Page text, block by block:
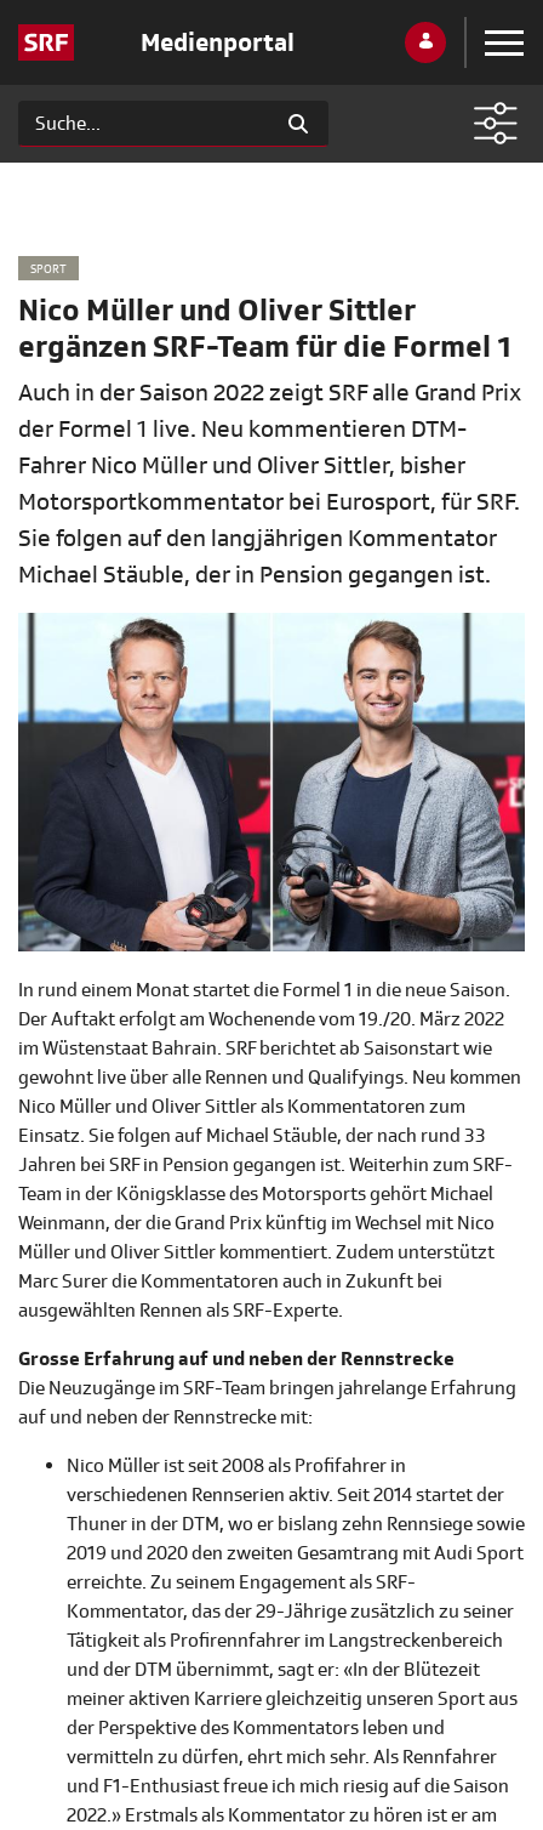
Medienportal
SPORT
Nico Müller und Oliver Sittler
ergänzen SRF-Team für die Formel 1
Auch in der Saison 2022 zeigt SRF alle Grand Prix
der Formel 1 live. Neu kommentieren DTM-
Fahrer Nico Müller und Oliver Sittler, bisher
Motorsportkommentator bei Eurosport, für SRF.
Sie folgen auf den langjährigen Kommentator
Michael Stäuble, der in Pension gegangen ist.
In rund einem Monat startet die Formel 1 in die neue Saison.
Der Auftakt erfolgt am Wochenende vom 19./20. März 2022
im Wüstenstaat Bahrain. SRF berichtet ab Saisonstart wie
gewohnt live über alle Rennen und Qualifyings. Neu kommen
Nico Müller und Oliver Sittler als Kommentatoren zum
Einsatz. Sie folgen auf Michael Stäuble, der nach rund 33
Jahren bei SRF in Pension gegangen ist. Weiterhin zum SRF-
Team in der Königsklasse des Motorsports gehört Michael
Weinmann, der die Grand Prix künftig im Wechsel mit Nico
Müller und Oliver Sittler kommentiert. Zudem unterstützt
Marc Surer die Kommentatoren auch in Zukunft bei
ausgewählten Rennen als SRF-Experte.
Grosse Erfahrung auf und neben der Rennstrecke
Die Neuzugänge im SRF-Team bringen jahrelange Erfahrung
auf und neben der Rennstrecke mit:
Nico Müller ist seit 2008 als Profifahrer in
verschiedenen Rennserien aktiv. Seit 2014 startet der
Thuner in der DTM, wo er bislang zehn Rennsiege sowie
2019 und 2020 den zweiten Gesamtrang mit Audi Sport
erreichte. Zu seinem Engagement als SRF-
Kommentator, das der 29-Jährige zusätzlich zu seiner
Tätigkeit als Profirennfahrer im Langstreckenbereich
und der DTM übernimmt, sagt er: «In der Blütezeit
meiner aktiven Karriere gleichzeitig unseren Sport aus
der Perspektive des Kommentators leben und
vermitteln zu dürfen, ehrt mich sehr. Als Rennfahrer
und F1-Enthusiast freue ich mich riesig auf die Saison
2022.» Erstmals als Kommentator zu hören ist er am